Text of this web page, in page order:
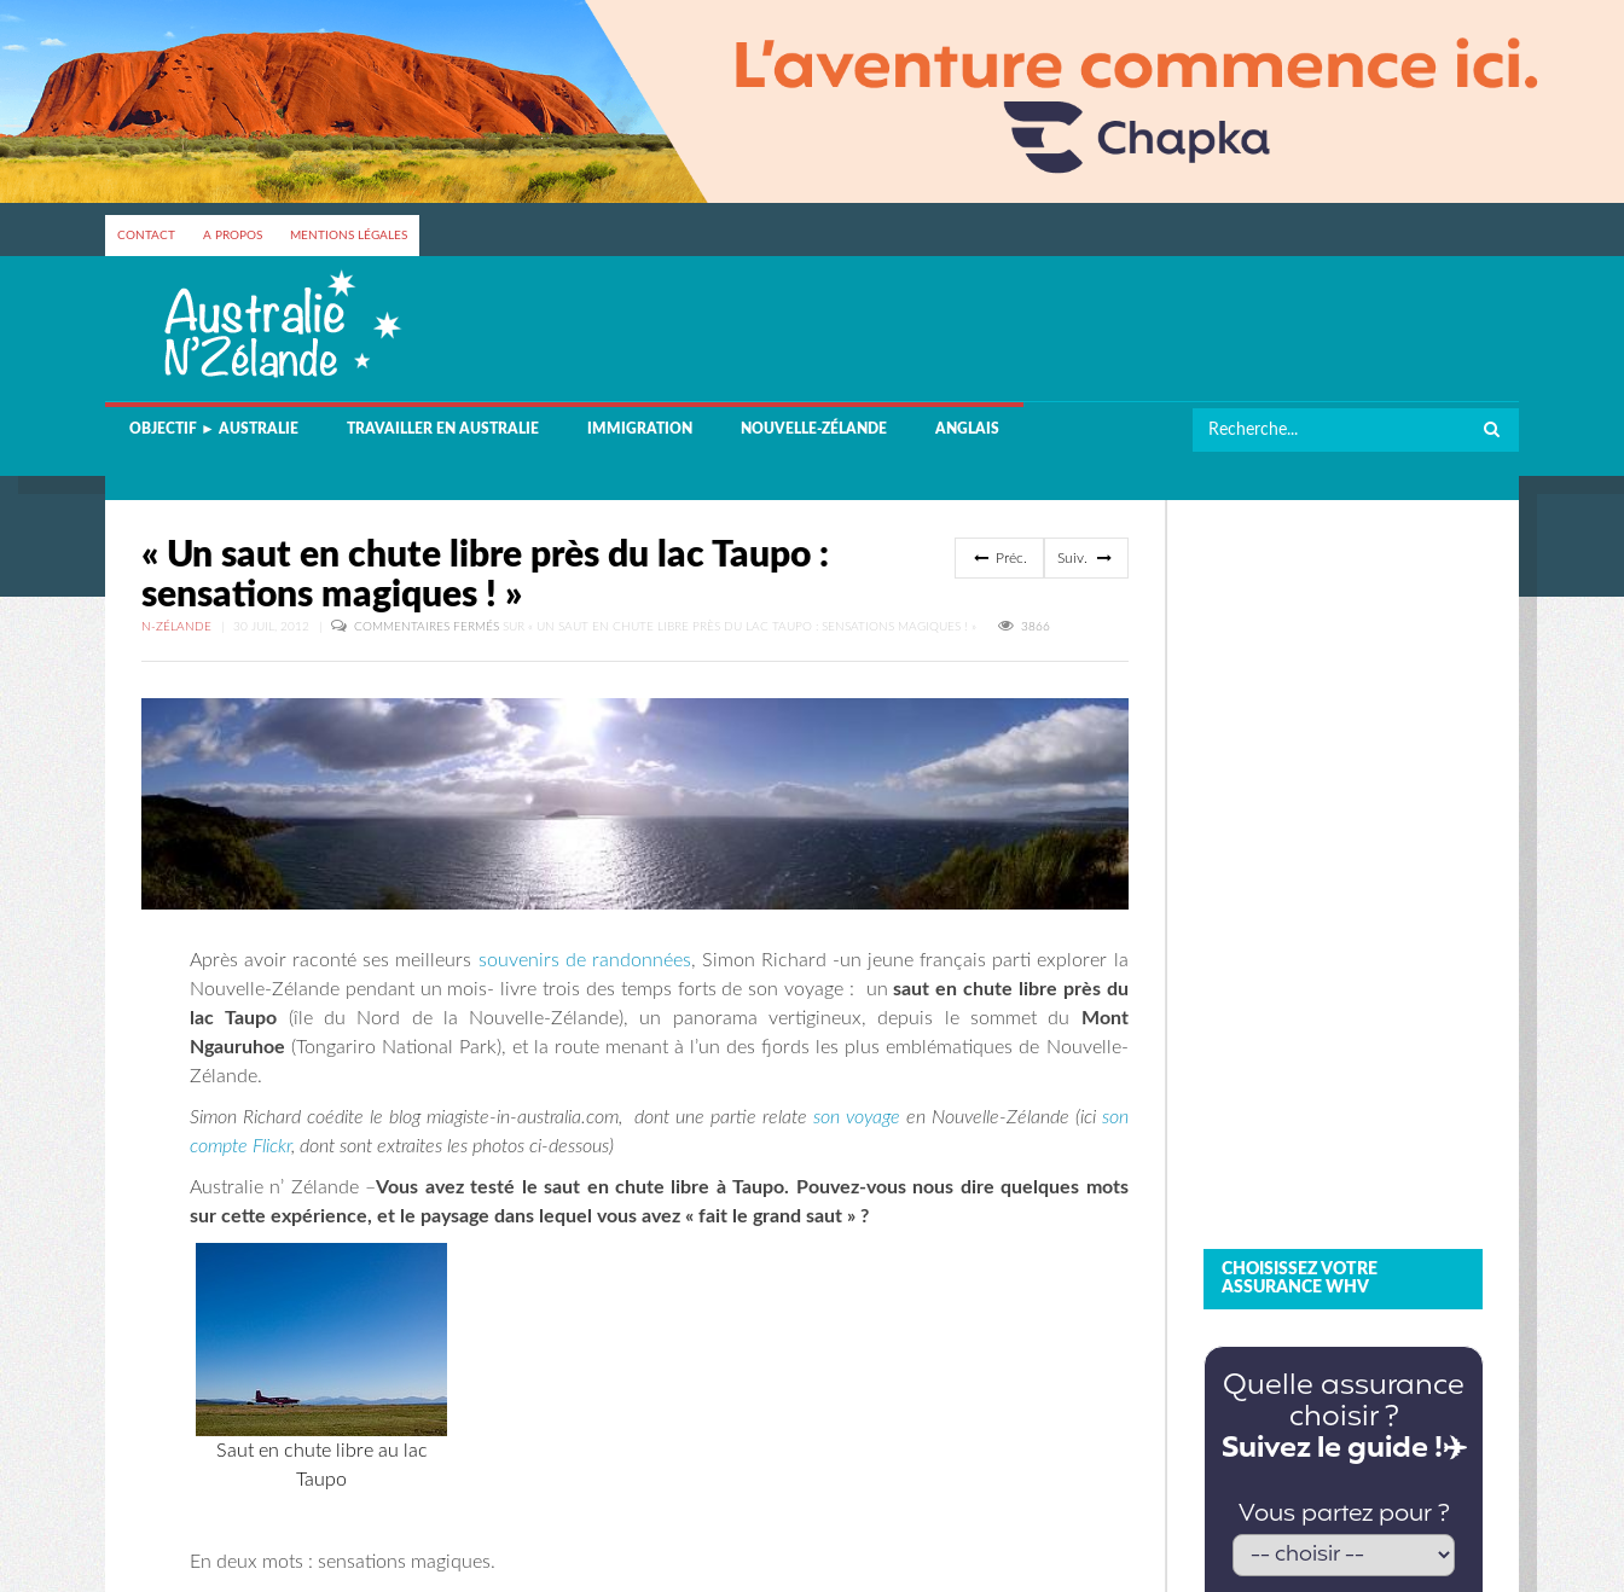
CONTACT A PROPOS MENTIONS LÉGALES
OBJECTIF ► AUSTRALIE TRAVAILLER EN AUSTRALIE IMMIGRATION NOUVELLE-ZÉLANDE ANGLAIS
« Un saut en chute libre près du lac Taupo :
sensations magiques ! »
Préc. Suiv.
N-ZÉLANDE 30 JUIL, 2012 COMMENTAIRES FERMÉS SUR « UN SAUT EN CHUTE LIBRE PRÈS DU LAC TAUPO : SENSATIONS MAGIQUES ! » 3866
Après avoir raconté ses meilleurs souvenirs de randonnées, Simon Richard -un jeune français parti explorer la
Nouvelle-Zélande pendant un mois- livre trois des temps forts de son voyage : unsaut en chute libre près du
lac Taupo (île du Nord de la Nouvelle-Zélande), un panorama vertigineux, depuis le sommet du
Mont
Ngauruhoe (Tongariro National Park), et la route menant à l’un des fjords les plus emblématiques de Nouvelle-
Zélande.
Simon Richard coédite le blog miagiste-in-australia.com, dont une partie relate son voyage en Nouvelle-Zélande (ici son
compte Flickr, dont sont extraites les photos ci-dessous)
Australie n’ Zélande –Vous avez testé le saut en chute libre à Taupo. Pouvez-vous nous dire quelques mots
sur cette expérience, et le paysage dans lequel vous avez « fait le grand saut » ?
Saut en chute libre au lac
Taupo
En deux mots : sensations magiques.
CHOISISSEZ VOTRE
ASSURANCE WHV